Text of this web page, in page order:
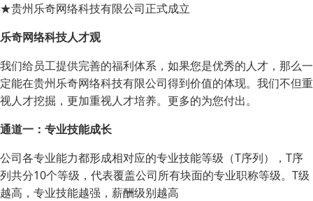
★贵州乐奇网络科技有限公司正式成立
乐奇网络科技人才观
我们给员工提供完善的福利体系，如果您是优秀的人才，那么一
定能在贵州乐奇网络科技有限公司得到价值的体现。我们不但重
视人才挖掘，更加重视人才培养。更多的为您付出。
通道一：专业技能成长
公司各专业能力都形成相对应的专业技能等级（T序列），T序
列共分10个等级，代表覆盖公司所有块面的专业职称等级。T级
越高，专业技能越强，薪酬级别越高